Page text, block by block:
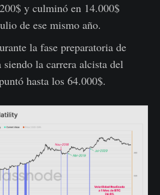
y culminó en 14.000$
de ese mismo año.
la fase preparatoria de
la carrera alcista del
hasta los 64.000$.